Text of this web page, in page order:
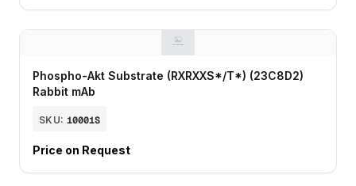
Phospho-Akt Substrate (RXRXXS*/T*) (23C8D2)
Rabbit mAb
SKU: 10001S
Price on Request